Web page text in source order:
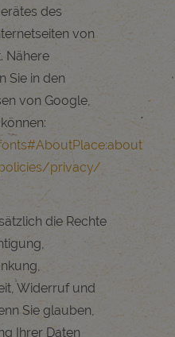
des
von
Nähere
Sie in den
von Google,
privacy/
die Rechte
Widerruf und
Sie glauben,
Ihrer Daten